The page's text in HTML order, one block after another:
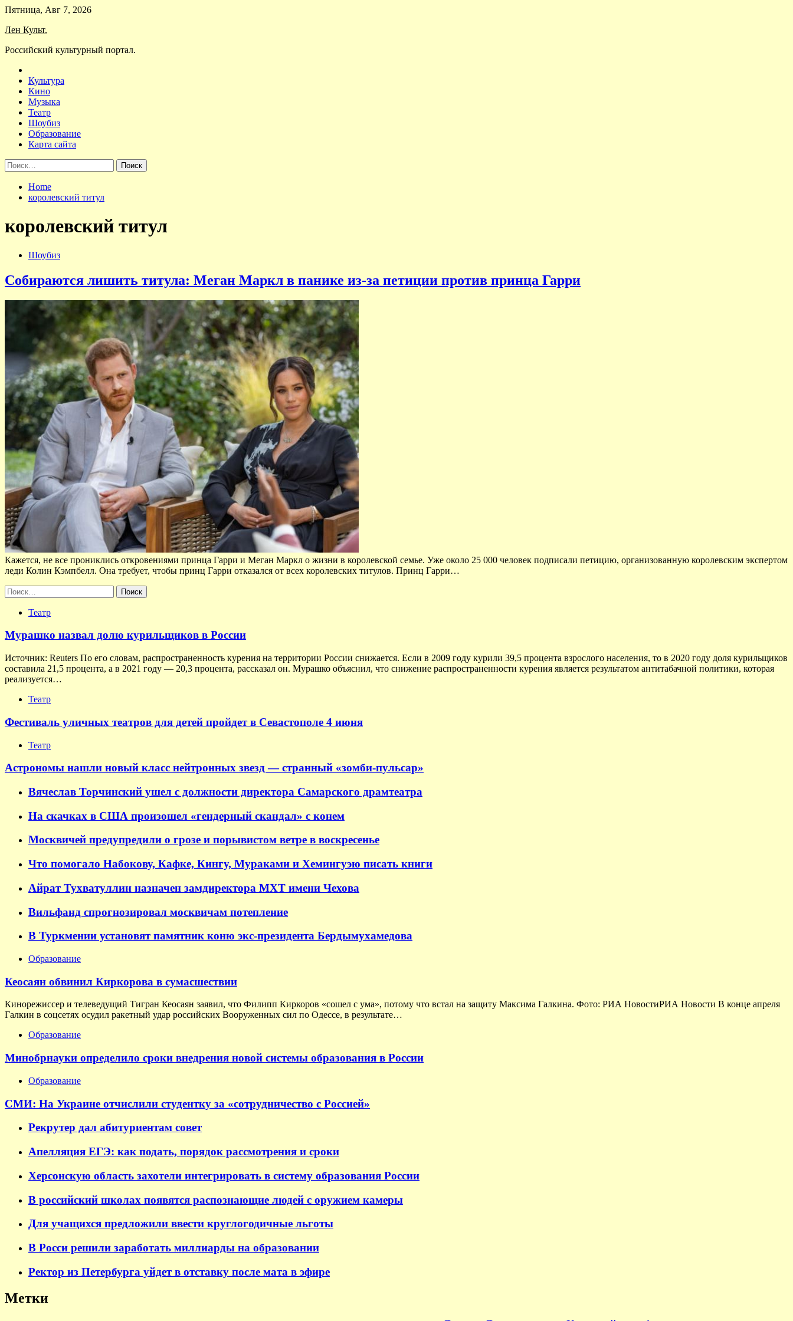
Skip
content
Пятница, Авг 7, 2026
Лен Культ.
Российский культурный портал.
Культура
Кино
Музыка
Театр
Шоубиз
Образование
Карта сайта
Найти:
Home
королевский титул
королевский титул
Шоубиз
Собираются лишить титула: Меган Маркл в панике из-за петиции против принца Гарри
Кажется, не все прониклись откровениями принца Гарри и Меган Маркл о жизни в королевской семье. Уже около 25 000 человек подписали петицию, организованную королевским экспертом
леди Колин Кэмпбелл. Она требует, чтобы принц Гарри отказался от всех королевских титулов. Принц Гарри…
Найти:
Театр
Мурашко назвал долю курильщиков в России
Источник: Reuters По его словам, распространенность курения на территории России снижается. Если в 2009 году курили 39,5 процента взрослого населения, то в 2020 году доля курильщиков
составила 21,5 процента, а в 2021 году — 20,3 процента, рассказал он. Мурашко объяснил, что снижение распространенности курения является результатом антитабачной политики, которая
реализуется…
Театр
Фестиваль уличных театров для детей пройдет в Севастополе 4 июня
Театр
Астрономы нашли новый класс нейтронных звезд — странный «зомби-пульсар»
Вячеслав Торчинский ушел с должности директора Самарского драмтеатра
На скачках в США произошел «гендерный скандал» с конем
Москвичей предупредили о грозе и порывистом ветре в воскресенье
Что помогало Набокову, Кафке, Кингу, Мураками и Хемингуэю писать книги
Айрат Тухватуллин назначен замдиректора МХТ имени Чехова
Вильфанд спрогнозировал москвичам потепление
В Туркмении установят памятник коню экс-президента Бердымухамедова
Образование
Кеосаян обвинил Киркорова в сумасшествии
Кинорежиссер и телеведущий Тигран Кеосаян заявил, что Филипп Киркоров «сошел с ума», потому что встал на защиту Максима Галкина. Фото: РИА НовостиРИА Новости В конце апреля
Галкин в соцсетях осудил ракетный удар российских Вооруженных сил по Одессе, в результате…
Образование
Минобрнауки определило сроки внедрения новой системы образования в России
Образование
СМИ: На Украине отчислили студентку за «сотрудничество с Россией»
Рекрутер дал абитуриентам совет
Апелляция ЕГЭ: как подать, порядок рассмотрения и сроки
Херсонскую область захотели интегрировать в систему образования России
В российский школах появятся распознающие людей с оружием камеры
Для учащихся предложили ввести круглогодичные льготы
В Росси решили заработать миллиарды на образовании
Ректор из Петербурга уйдет в отставку после мата в эфире
Метки